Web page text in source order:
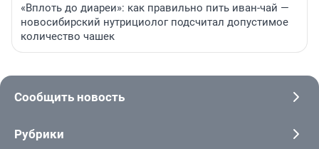
«Вплоть до диареи»: как правильно пить иван-чай —
новосибирский нутрициолог подсчитал допустимое
количество чашек
Сообщить новость
Рубрики